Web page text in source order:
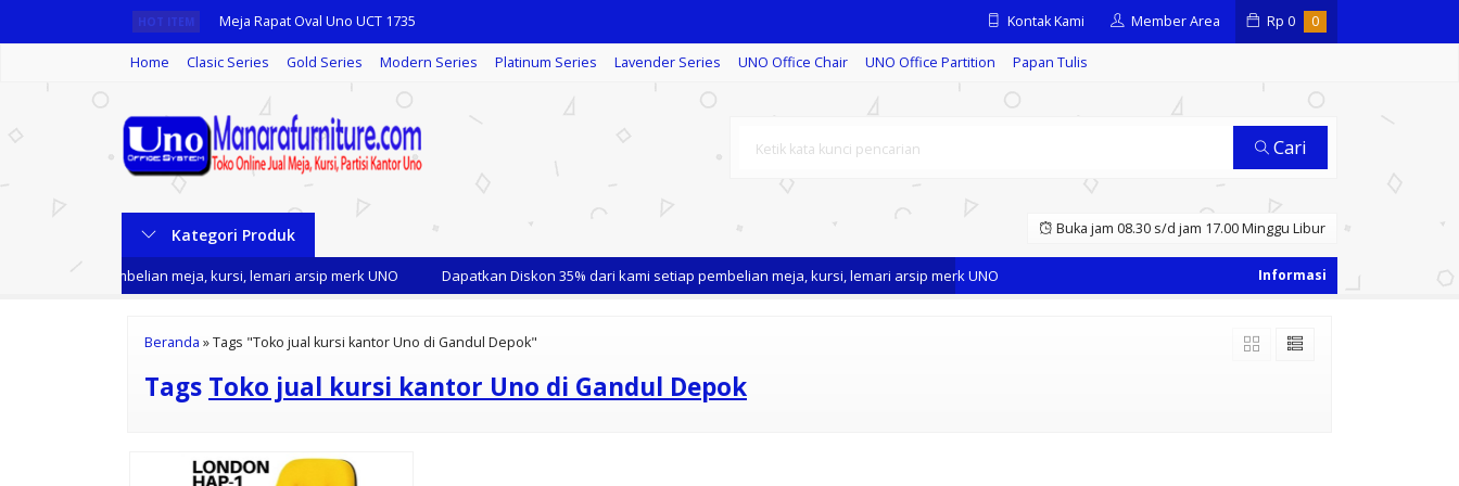
HOT ITEM Meja Rapat Oval Uno UCT 1735
Kursi Kantor Uno Nevada White WHL
Meja Rapat Kotak Uno UCT 7762
Meja Kantor UNO UOD 7022 N
Meja Kantor Uno UOD 2054
Lemari Arsip Pendek Uno UST 1386 B
Kontak Kami Member Area Rp 0 0
Home Clasic Series Gold Series Modern Series Platinum Series Lavender Series UNO Office Chair UNO Office Partition Papan Tulis
Cari
Kategori Produk Buka jam 08.30 s/d jam 17.00 Minggu Libur
setiap pembelian meja, kursi, lemari arsip merk UNO Dapatkan Diskon 35% dari kami setiap pembelian meja, kursi, lemari arsip merk UNO
Beranda »Tags "Toko jual kursi kantor Uno di Gandul Depok"
Tags Toko jual kursi kantor Uno di Gandul Depok